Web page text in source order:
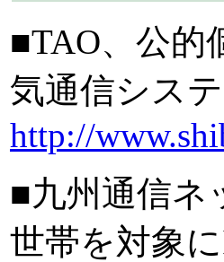
■TAO、公的
気通信シス
http://
■九州通信ネ
世帯を対象